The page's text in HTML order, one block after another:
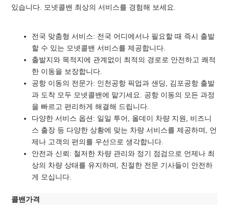
있습니다. 모넷콜밴 최상의 서비스를 경험해 보세요.
전국 맞춤형 서비스: 전국 어디에서나 필요할 때 즉시 출발
할 수 있는 모넷콜밴 서비스를 제공합니다.
출발지와 목적지에 관계없이 최적의 경로로 안전하고 쾌적
한 이동을 보장합니다.
공항 이동의 전문가: 인천공항 픽업과 샌딩, 김포공항 출발
과 도착 모두 모넷콜밴에 맡기세요. 공항 이동의 모든 과정
을 빠르고 편리하게 해결해 드립니다.
다양한 서비스 옵션: 일일 투어, 올데이 차량 지원, 비즈니
스 출장 등 다양한 상황에 맞는 차량 서비스를 제공하며, 언
제나 고객의 편의를 우선으로 생각합니다.
안전과 신뢰: 철저한 차량 관리와 정기 점검으로 언제나 최
상의 차량 상태를 유지하며, 친절한 전문 기사들이 안전하
게 모십니다.
콜밴가격